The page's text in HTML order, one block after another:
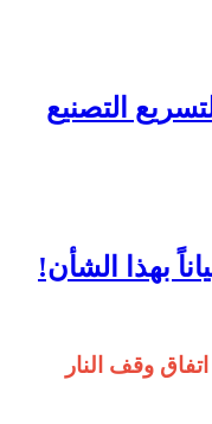
التصنيع
بهذا الشأن!
وقف النار